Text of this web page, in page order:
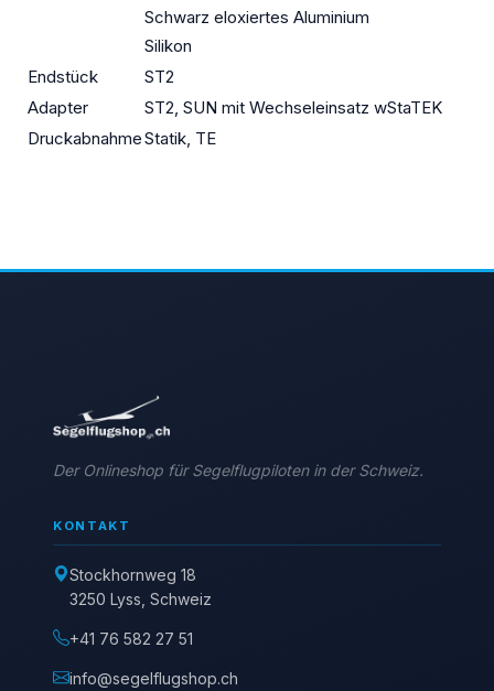
Schwarz eloxiertes Aluminium
Silikon
Endstück
ST2
Adapter
ST2, SUN mit Wechseleinsatz wStaTEK
DruckabnahmeStatik, TE
Der Onlineshop für Segelflugpiloten in der Schweiz.
KONTAKT
Stockhornweg 18
3250 Lyss, Schweiz
+41 76 582 27 51
info@segelflugshop.ch